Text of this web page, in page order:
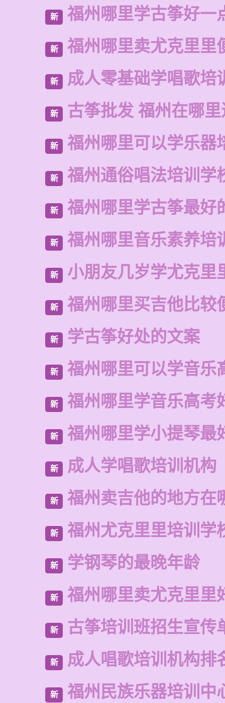
新 福州哪里学古筝好一
新 福州哪里卖尤克里里
新 成人零基础学唱歌培
新 古筝批发 福州在哪
新 福州哪里可以学乐器
新 福州通俗唱法培训学
新 福州哪里学古筝最好
新 福州哪里音乐素养培
新 小朋友几岁学尤克里
新 福州哪里买吉他比较
新 学古筝好处的文案
新 福州哪里可以学音乐
新 福州哪里学音乐高考
新 福州哪里学小提琴最
新 成人学唱歌培训机构
新 福州卖吉他的地方在
新 福州尤克里里培训学
新 学钢琴的最晚年龄
新 福州哪里卖尤克里里
新 古筝培训班招生宣传
新 成人唱歌培训机构排
新 福州民族乐器培训中